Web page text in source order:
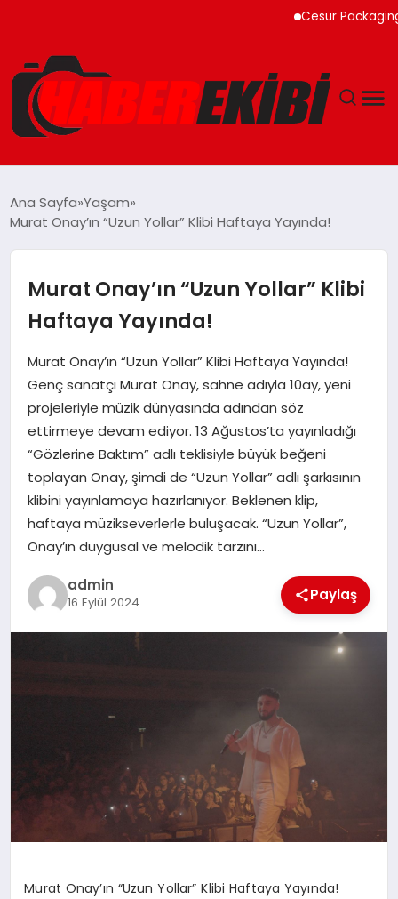
Cesur Packaging,
EĞITIM
EKONOMI
SAĞLIK
TEKNOLOJI
YAŞAM
Ana Sayfa Yaşam
Murat Onay’ın “Uzun Yollar” Klibi Haftaya Yayında!
Murat Onay’ın “Uzun Yollar” Klibi
Haftaya Yayında!
Murat Onay’ın “Uzun Yollar” Klibi Haftaya Yayında!
Genç sanatçı Murat Onay, sahne adıyla 10ay, yeni
projeleriyle müzik dünyasında adından söz
ettirmeye devam ediyor. 13 Ağustos’ta yayınladığı
“Gözlerine Baktım” adlı teklisiyle büyük beğeni
toplayan Onay, şimdi de “Uzun Yollar” adlı şarkısının
klibini yayınlamaya hazırlanıyor. Beklenen klip,
haftaya müzikseverlerle buluşacak. “Uzun Yollar”,
Onay’ın duygusal ve melodik tarzını…
admin
16 Eylül 2024 Paylaş
Murat Onay’ın “Uzun Yollar” Klibi Haftaya Yayında!